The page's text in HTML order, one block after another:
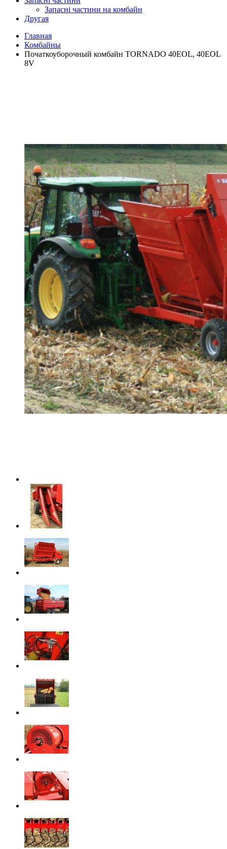
Запасні частини на комбайн
Другая
Главная
Комбайны
Початкоуборочный комбайн TORNADO 40EOL, 40EOL
8V